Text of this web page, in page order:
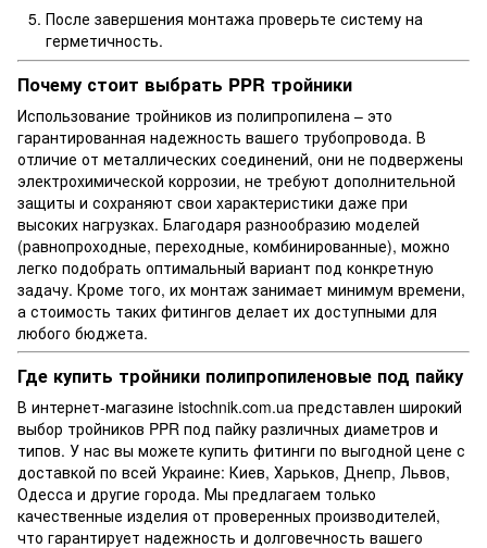
После завершения монтажа проверьте систему на
герметичность.
Почему стоит выбрать PPR тройники
Использование тройников из полипропилена – это
гарантированная надежность вашего трубопровода. В
отличие от металлических соединений, они не подвержены
электрохимической коррозии, не требуют дополнительной
защиты и сохраняют свои характеристики даже при
высоких нагрузках. Благодаря разнообразию моделей
(равнопроходные, переходные, комбинированные), можно
легко подобрать оптимальный вариант под конкретную
задачу. Кроме того, их монтаж занимает минимум времени,
а стоимость таких фитингов делает их доступными для
любого бюджета.
Где купить тройники полипропиленовые под пайку
В интернет-магазине istochnik.com.ua представлен широкий
выбор тройников PPR под пайку различных диаметров и
типов. У нас вы можете купить фитинги по выгодной цене с
доставкой по всей Украине: Киев, Харьков, Днепр, Львов,
Одесса и другие города. Мы предлагаем только
качественные изделия от проверенных производителей,
что гарантирует надежность и долговечность вашего